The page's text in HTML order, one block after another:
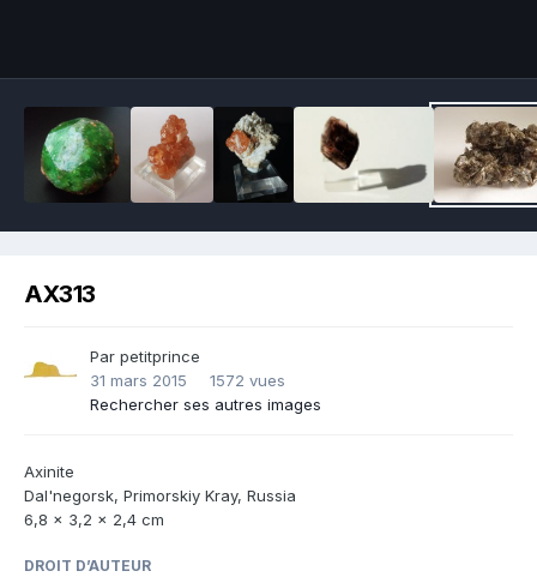
AX313
Par petitprince
31 mars 2015
1572 vues
Rechercher ses autres images
Axinite
Dal'negorsk, Primorskiy Kray, Russia
6,8 x 3,2 x 2,4 cm
DROIT D’AUTEUR